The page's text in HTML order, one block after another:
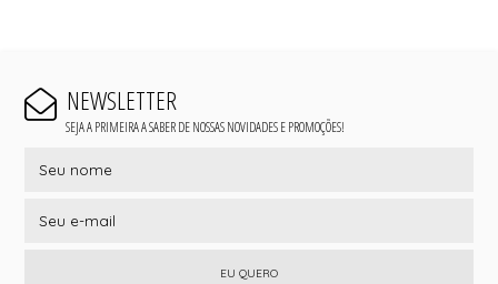
NEWSLETTER
SEJA A PRIMEIRA A SABER DE NOSSAS NOVIDADES E PROMOÇÕES!
EU QUERO